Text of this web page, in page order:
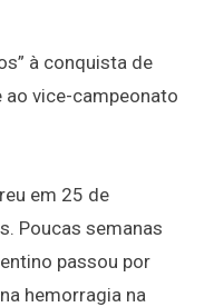
à conquista de
ao vice-campeonato
em 25 de
Poucas semanas
passou por
hemorragia na